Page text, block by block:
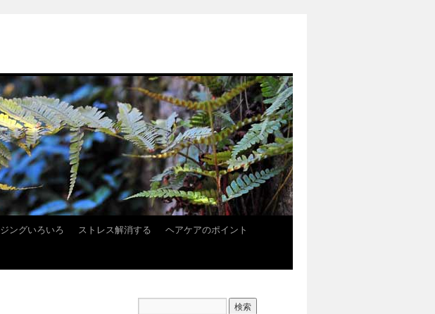
ングいろいろ ストレス解消する
ヘアケアのポイント